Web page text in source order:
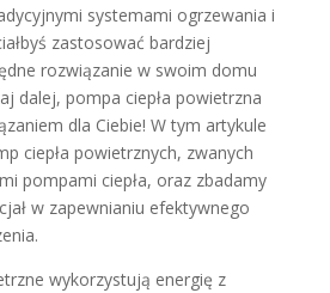
systemami ogrzewania i
zastosować bardziej
rozwiązanie w swoim domu
dalej, pompa ciepła powietrzna
dla Ciebie! W tym artykule
ciepła powietrznych, zwanych
pompami ciepła, oraz zbadamy
w zapewnianiu efektywnego
wykorzystują energię z